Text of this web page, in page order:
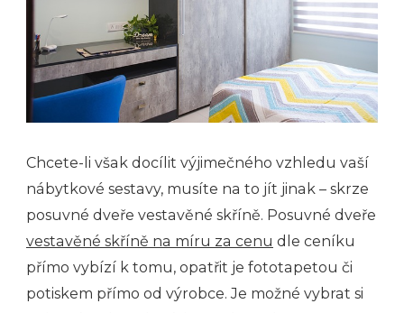
Chcete-li však docílit výjimečného vzhledu vaší
nábytkové sestavy, musíte na to jít jinak – skrze
posuvné dveře vestavěné skříně. Posuvné dveře
vestavěné skříně na míru za cenu dle ceníku
přímo vybízí k tomu, opatřit je fototapetou či
potiskem přímo od výrobce. Je možné vybrat si